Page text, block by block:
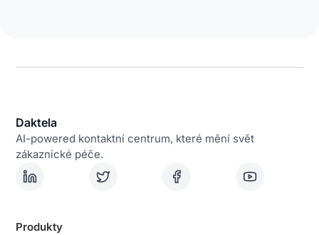
Daktela
AI-powered kontaktní centrum, které mění svět
zákaznické péče.
Produkty